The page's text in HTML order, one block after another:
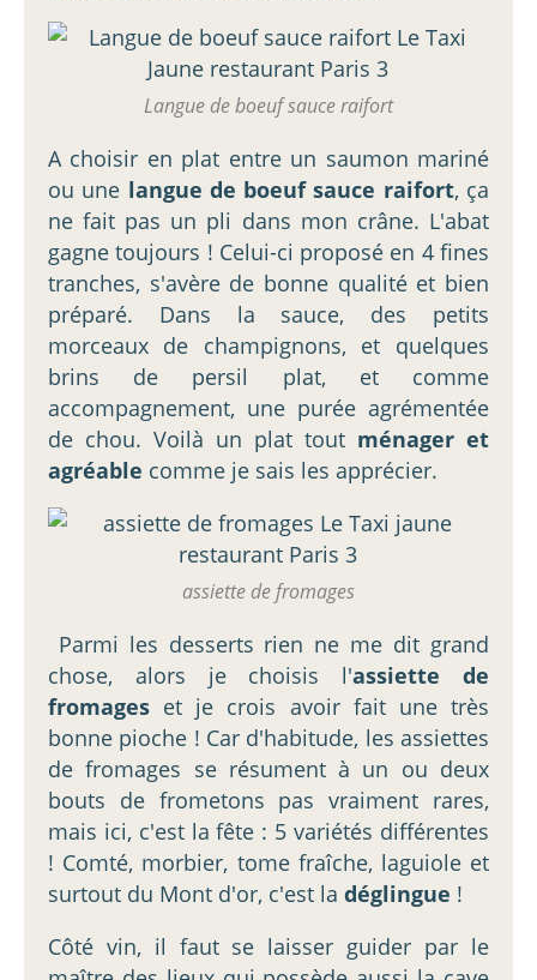
Langue de boeuf sauce raifort
A choisir en plat entre un saumon mariné
ou une langue de boeuf sauce raifort, ça
ne fait pas un pli dans mon crâne. L'abat
gagne toujours ! Celui-ci proposé en 4 fines
tranches, s'avère de bonne qualité et bien
préparé. Dans la sauce, des petits
morceaux de champignons, et quelques
brins de persil plat, et comme
accompagnement, une purée agrémentée
de chou. Voilà un plat tout ménager et
agréable comme je sais les apprécier.
assiette de fromages
Parmi les desserts rien ne me dit grand
chose, alors je choisis l'assiette de
fromages et je crois avoir fait une très
bonne pioche ! Car d'habitude, les assiettes
de fromages se résument à un ou deux
bouts de frometons pas vraiment rares,
mais ici, c'est la fête : 5 variétés différentes
! Comté, morbier, tome fraîche, laguiole et
surtout du Mont d'or, c'est la déglingue !
Côté vin, il faut se laisser guider par le